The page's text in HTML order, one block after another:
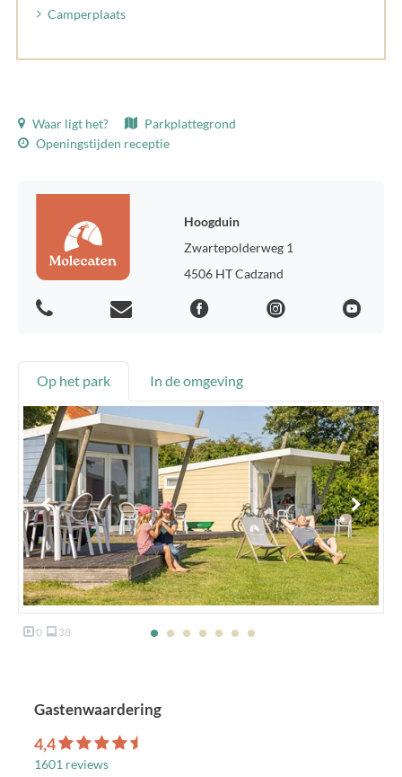
Camperplaats
Waar ligt het?
Parkplattegrond
Openingstijden receptie
Hoogduin
Zwartepolderweg 1
4506 HT Cadzand
Op het park In de omgeving
0 38
Gastenwaardering
4,4
1601 reviews